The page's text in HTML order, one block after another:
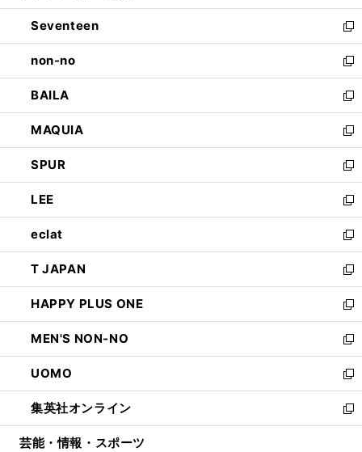
開
く
ウ
で
開
く
ン
ド
ウ
で
開
く
Seventeen
新
し
い
ウ
ィ
ン
ド
ウ
で
開
く
non-no
新
し
い
ウ
ィ
ン
ド
ウ
で
開
く
BAILA
新
し
い
ウ
ィ
ン
ド
ウ
で
開
く
MAQUIA
新
し
い
ウ
ィ
ン
ド
ウ
で
開
く
SPUR
新
し
い
ウ
ィ
ン
ド
ウ
で
開
く
LEE
新
し
い
ウ
ィ
ン
ド
ウ
で
開
く
eclat
新
し
い
ウ
ィ
ン
ド
ウ
で
開
く
T JAPAN
新
し
い
ウ
ィ
ン
ド
ウ
で
開
HAPPY PLUS ONE
新
し
い
ウ
ィ
ン
ド
ウ
MEN'S NON-NO
新
し
い
ウ
ィ
ン
UOMO
新
し
い
ウ
集英社オンライン
新
し
芸能・情報・スポーツ